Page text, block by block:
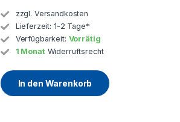
zzgl. Versandkosten
Lieferzeit: 1-2 Tage*
Verfügbarkeit: Vorrätig
1 Monat Widerruftsrecht
In den Warenkorb